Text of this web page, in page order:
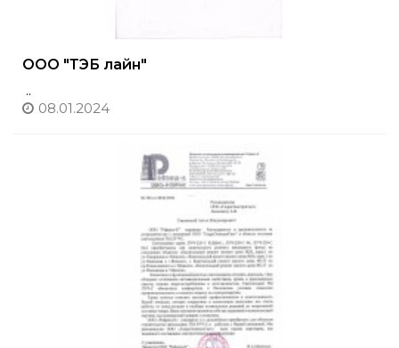
ООО "ТЭБ лайн"
..
08.01.2024